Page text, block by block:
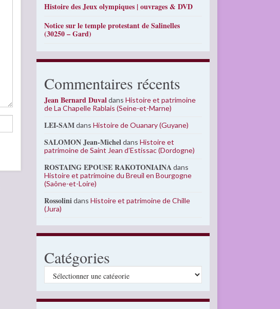
Histoire des Jeux olympiques | ouvrages & DVD
Notice sur le temple protestant de Salinelles
(30250 – Gard)
Commentaires récents
Jean Bernard DuvaldansHistoire et patrimoine
de La Chapelle Rablais (Seine-et-Marne)
LEI-SAMdansHistoire de Ouanary (Guyane)
SALOMON Jean-MicheldansHistoire et
patrimoine de Saint Jean d’Estissac (Dordogne)
ROSTAING EPOUSE RAKOTONIAINAdans
Histoire et patrimoine du Breuil en Bourgogne
(Saône-et-Loire)
RossolinidansHistoire et patrimoine de Chille
(Jura)
Catégories
Catégories